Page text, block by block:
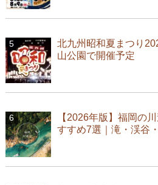
北九州昭和夏まつり
山公園で開催予定
【2026年版】福岡の
すすめ7選｜滝・渓谷